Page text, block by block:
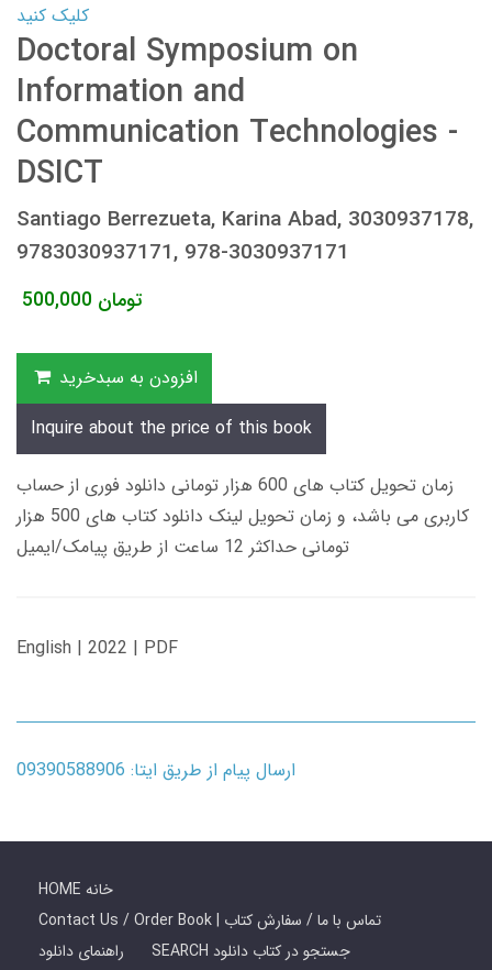
کلیک کنید
Doctoral Symposium on
Information and
Communication Technologies -
DSICT
Santiago Berrezueta, Karina Abad, 3030937178,
9783030937171, 978-3030937171
500,000 تومان
افزودن به سبدخرید
Inquire about the price of this book
زمان تحویل کتاب های 600 هزار تومانی دانلود فوری از حساب
کاربری می باشد، و زمان تحویل لینک دانلود کتاب های 500 هزار
تومانی حداکثر 12 ساعت از طریق پیامک/ایمیل
English | 2022 | PDF
ارسال پیام از طریق ایتا: 09390588906
HOME خانه
Contact Us / Order Book | تماس با ما / سفارش کتاب
راهنمای دانلود
SEARCH جستجو در کتاب دانلود